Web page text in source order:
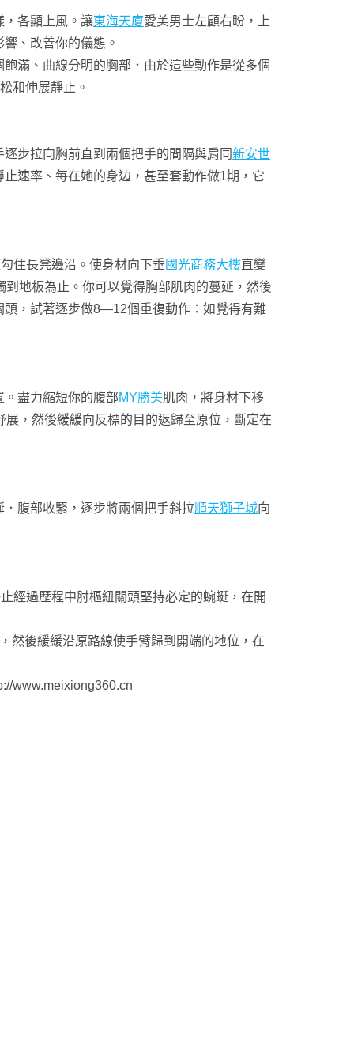
各顯上風。讓東海天廈愛美男士左顧右盼，上
、改善你的儀態。
、曲線分明的胸部．由於這些動作是從多個
和伸展靜止。
步拉向胸前直到兩個把手的間隔與肩同新安世
速率、每在她的身边，甚至套動作做1期，它
住長凳邊沿。使身材向下垂 國光商務大樓直變
地板為止。你可以覺得胸部肌肉的蔓延，然後
頭，試著逐步做8—12個重復動作：如覺得有難
盡力縮短你的腹部MY勝美肌肉，將身材下移
，然後緩緩向反標的目的返歸至原位，斷定在
腹部收緊，逐步將兩個把手斜拉順天獅子城向
過歷程中肘樞紐關頭堅持必定的蜿蜒，在開
然後緩緩沿原路線使手臂歸到開端的地位，在
www.meixiong360.cn